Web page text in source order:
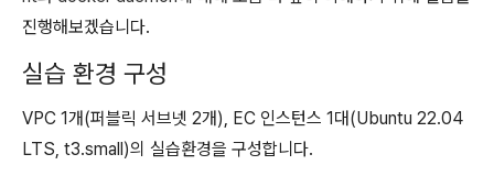
진행해보겠습니다.
실습 환경 구성
VPC 1개(퍼블릭 서브넷 2개), EC 인스턴스 1대(Ubuntu 22.04
LTS, t3.small)의 실습환경을 구성합니다.